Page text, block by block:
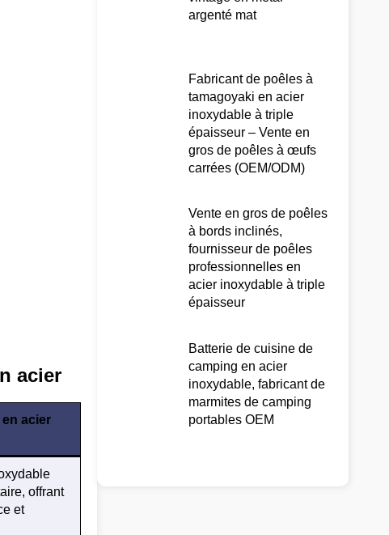
acier
acier
offrant
et
argenté mat
Fabricant de poêles à
tamagoyaki en acier
inoxydable à triple
épaisseur – Vente en
gros de poêles à œufs
carrées (OEM/ODM)
Vente en gros de poêles
à bords inclinés,
fournisseur de poêles
professionnelles en
acier inoxydable à triple
épaisseur
Batterie de cuisine de
camping en acier
inoxydable, fabricant de
marmites de camping
portables OEM